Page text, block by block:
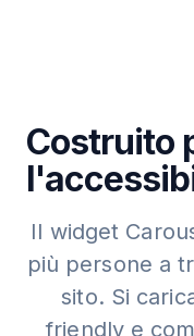
Costruito
Il widget
più persone a
sito. Si
friendly e